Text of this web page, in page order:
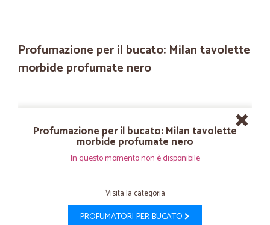
Profumazione per il bucato: Milan tavolette
morbide profumate nero
Profumazione per il bucato: Milan tavolette
morbide profumate nero
In questo momento non è disponibile
Visita la categoria
PROFUMATORI-PER-BUCATO